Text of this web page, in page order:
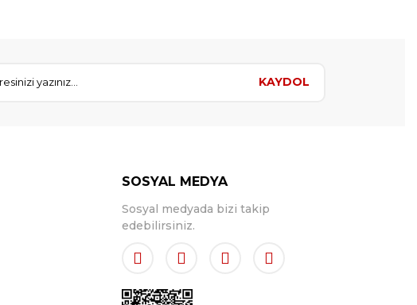
KAYDOL
SOSYAL MEDYA
Sosyal medyada bizi takip
edebilirsiniz.